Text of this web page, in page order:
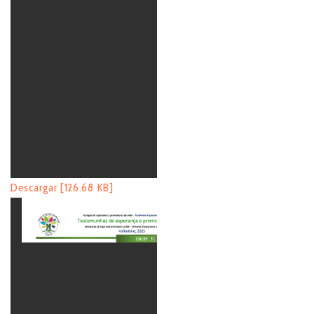
Descargar [126.68 KB]